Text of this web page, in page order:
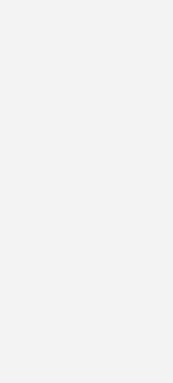
Sie soll nach seinen
in Betrieb gehen. Dabei spielen
zentrale Rolle: Die 2.200-MW-
Thyssenkrupp Nucera. Auch die
deutschen Anbieter geliefert. Das
Solarleistung im Gigawatt-
von rund sechs US-Dollar pro
Matthes für deutlich zu hoch.
bereits Werte von „unter drei
– Neom liefere dafür den
Wasserstoff und seine Derivate
am Roten Meer, und auch die
in der MENA-Region befinden
oder in Nordafrika.
verlieren Geduld
europäischen Regulierung. Die